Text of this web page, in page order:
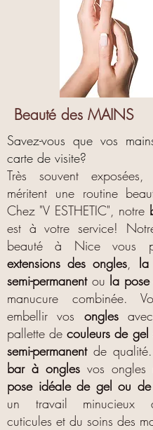
Beauté des MAINS
Savez-vous que vos
carte de visite?
Très souvent
méritent une routine
Chez "V ESTHETIC", notre
est à votre service!
beauté à Nice vous
extensions des ongles, la
semi-permanentou la
manucure combinée.
embellir vos ongles
pallette decouleurs de gel
semi-permanentde qualité.
bar à ongles vos ongles
pose idéale de gel ou de
un travail minucieux
cuticules et du soins des